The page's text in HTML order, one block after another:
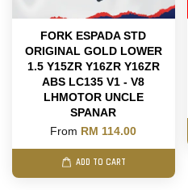
FORK ESPADA STD
ORIGINAL GOLD LOWER
1.5 Y15ZR Y16ZR Y16ZR
ABS LC135 V1 - V8
LHMOTOR UNCLE
SPANAR
From RM 114.00
ADD TO CART